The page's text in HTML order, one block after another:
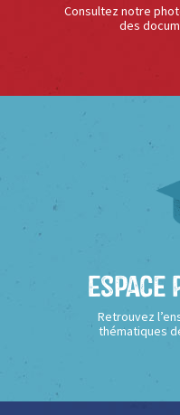
Consultez notre
des
Espace
Retrouvez
thématiques